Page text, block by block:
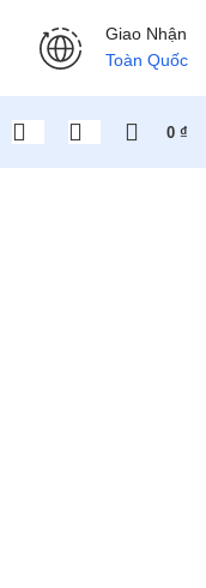
Giao Nhận
Toàn Quốc
0 ₫